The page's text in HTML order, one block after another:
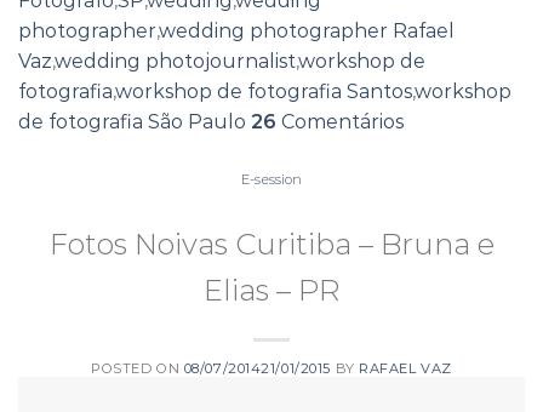
photographer,wedding photographer Rafael
Vaz,wedding photojournalist,workshop de
fotografia,workshop de fotografia Santos,workshop
de fotografia São Paulo 26 Comentários
E-session
Fotos Noivas Curitiba – Bruna e
Elias – PR
POSTED ON 08/07/201421/01/2015 BY RAFAEL VAZ